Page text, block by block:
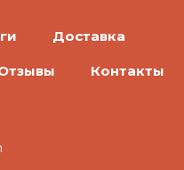
Доставка
Контакты